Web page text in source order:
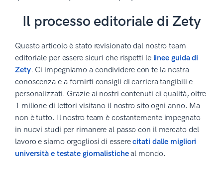
Il processo editoriale di Zety
Questo articolo è stato revisionato dal nostro team
editoriale per essere sicuri che rispetti le linee guida di
Zety. Ci impegniamo a condividere con te la nostra
conoscenza e a fornirti consigli di carriera tangibili e
personalizzati. Grazie ai nostri contenuti di qualità, oltre
1 milione di lettori visitano il nostro sito ogni anno. Ma
non è tutto. Il nostro team è costantemente impegnato
in nuovi studi per rimanere al passo con il mercato del
lavoro e siamo orgogliosi di esserecitati dalle migliori
università e testate giornalisticheal mondo.